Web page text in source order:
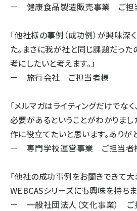
－ 健康食品製造販売事業 ご担
「他社様の事例（成功例）が興味深
た。まさに我が社と同じ課題だった
考にしたいと考えます。」
－ 旅行会社 ご担当者様
「メルマガはライティングだけでな
必要があるということがわかりまし
作に役立てたいと思います。ありが
－ 専門学校運営事業 ご担当者
「他社の成功事例をお聞きできて大
WEBCASシリーズにも興味を持ちま
－ 一般社団法人（文化事業） ご